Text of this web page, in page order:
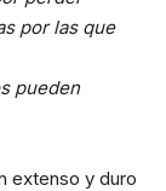
por las que
pueden
extenso y duro